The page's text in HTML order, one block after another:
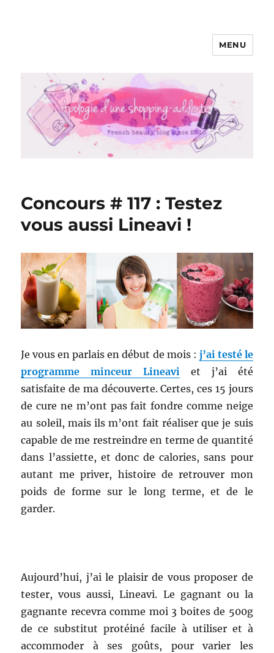
Apologie d'une Shopping-addicte
MENU
Concours # 117 : Testez
vous aussi Lineavi !
Je vous en parlais en début de mois : j’ai testé le
programme minceur Lineavi et j’ai été
satisfaite de ma découverte. Certes, ces 15 jours
de cure ne m’ont pas fait fondre comme neige
au soleil, mais ils m’ont fait réaliser que je suis
capable de me restreindre en terme de quantité
dans l’assiette, et donc de calories, sans pour
autant me priver, histoire de retrouver mon
poids de forme sur le long terme, et de le
garder.
Aujourd’hui, j’ai le plaisir de vous proposer de
tester, vous aussi, Lineavi. Le gagnant ou la
gagnante recevra comme moi 3 boites de 500g
de ce substitut protéiné facile à utiliser et à
accommoder à ses goûts, pour varier les